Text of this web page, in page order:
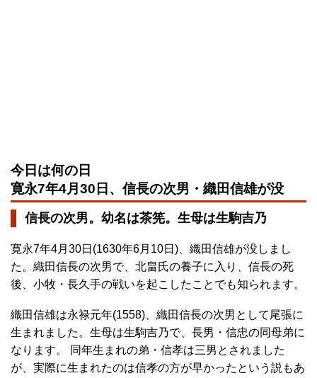
今日は何の日
寛永7年4月30日、信長の次男・織田信雄が没
信長の次男。幼名は茶筅。生母は生駒吉乃
寛永7年4月30日(1630年6月10日)、織田信雄が没しまし
た。織田信長の次男で、北畠氏の養子に入り、信長の死
後、小牧・長久手の戦いを起こしたことでも知られます。
織田信雄は永禄元年(1558)、織田信長の次男として尾張に
生まれました。生母は生駒吉乃で、長男・信忠の同母弟に
なります。 同年生まれの弟・信孝は三男とされました
が、実際に生まれたのは信孝の方が早かったという説もあ